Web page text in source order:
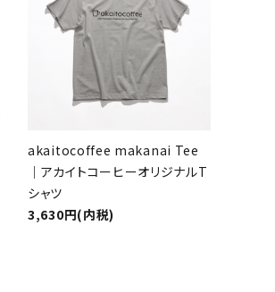
akaitocoffee makanai Tee
｜アカイトコーヒーオリジナルT
シャツ
3,630円(内税)